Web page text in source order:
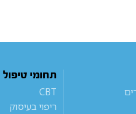
תחומי טיפול
CBT
ריפוי בעיסוק